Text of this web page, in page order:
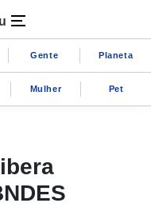
Gente Planeta
Mulher Pet